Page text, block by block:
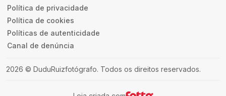
Política de privacidade
Política de cookies
Políticas de autenticidade
Canal de denúncia
2026 © DuduRuizfotógrafo. Todos os direitos reservados.